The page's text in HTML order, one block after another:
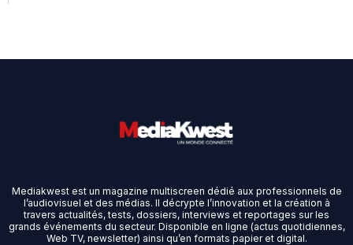
Mediakwest est un magazine multiscreen dédié aux professionnels de
l’audiovisuel et des médias. Il décrypte l’innovation et la création à
travers actualités, tests, dossiers, interviews et reportages sur les
grands événements du secteur. Disponible en ligne (actus quotidiennes,
Web TV, newsletter) ainsi qu’en formats papier et digital.